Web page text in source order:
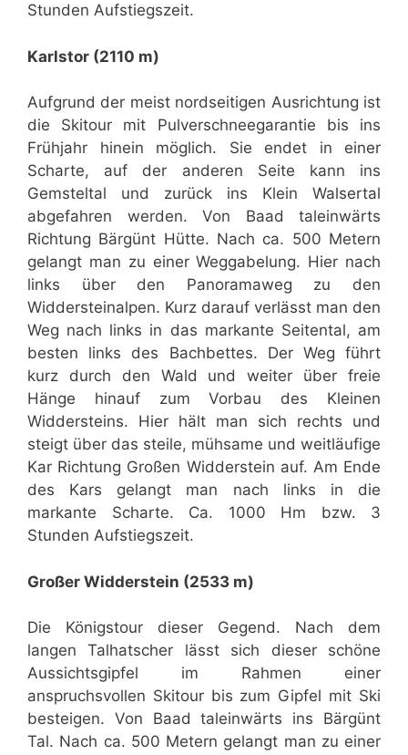
Stunden Aufstiegszeit.
Karlstor (2110 m)
Aufgrund der meist nordseitigen Ausrichtung ist
die Skitour mit Pulverschneegarantie bis ins
Frühjahr hinein möglich. Sie endet in einer
Scharte, auf der anderen Seite kann ins
Gemsteltal und zurück ins Klein Walsertal
abgefahren werden. Von Baad taleinwärts
Richtung Bärgünt Hütte. Nach ca. 500 Metern
gelangt man zu einer Weggabelung. Hier nach
links über den Panoramaweg zu den
Widdersteinalpen. Kurz darauf verlässt man den
Weg nach links in das markante Seitental, am
besten links des Bachbettes. Der Weg führt
kurz durch den Wald und weiter über freie
Hänge hinauf zum Vorbau des Kleinen
Widdersteins. Hier hält man sich rechts und
steigt über das steile, mühsame und weitläufige
Kar Richtung Großen Widderstein auf. Am Ende
des Kars gelangt man nach links in die
markante Scharte. Ca. 1000 Hm bzw. 3
Stunden Aufstiegszeit.
Großer Widderstein (2533 m)
Die Königstour dieser Gegend. Nach dem
langen Talhatscher lässt sich dieser schöne
Aussichtsgipfel im Rahmen einer
anspruchsvollen Skitour bis zum Gipfel mit Ski
besteigen. Von Baad taleinwärts ins Bärgünt
Tal. Nach ca. 500 Metern gelangt man zu einer